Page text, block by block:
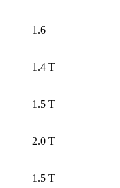
1.6
1.4 T
1.5 T
2.0 T
1.5 T